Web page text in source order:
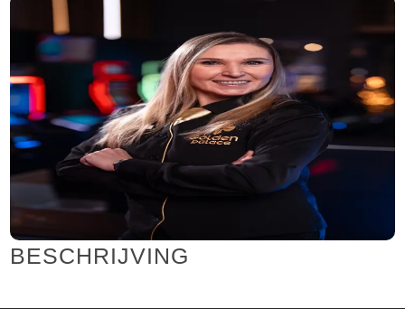
BESCHRIJVING